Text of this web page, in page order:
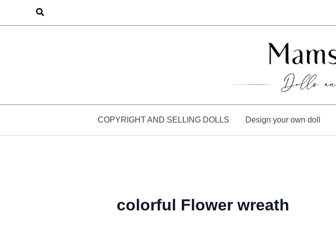
Search
COPYRIGHT AND SELLING DOLLS Design your own doll
colorful Flower wreath